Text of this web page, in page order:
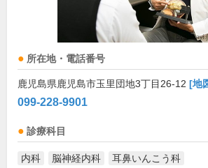
所在地・電話番号
鹿児島県鹿児島市玉里団地3丁目26-12 [地
099-228-9901
診療科目
内科 脳神経内科 耳鼻いんこう科